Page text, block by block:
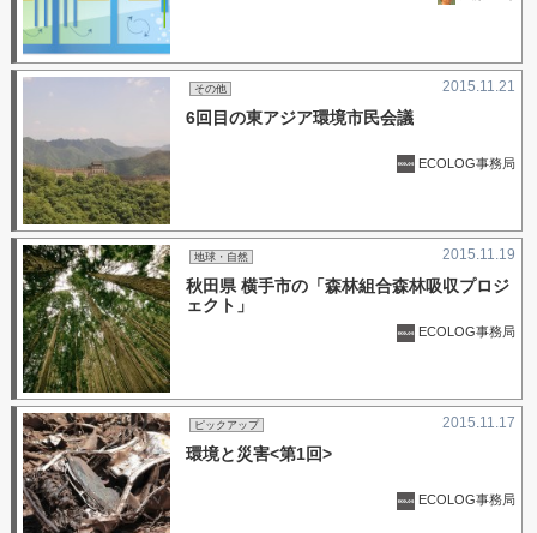
その他 2015.11.21
6回目の東アジア環境市民会議
ECOLOG事務局
地球・自然 2015.11.19
秋田県 横手市の「森林組合森林吸収プロジ
ェクト」
ECOLOG事務局
ピックアップ 2015.11.17
環境と災害<第1回>
ECOLOG事務局